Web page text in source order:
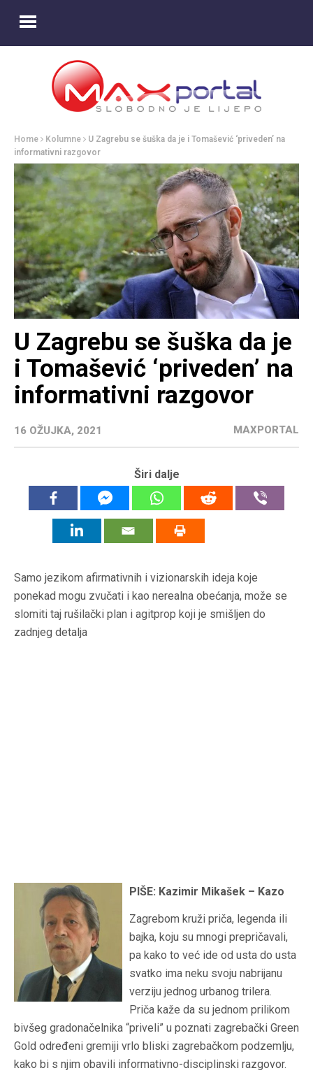
Home Kolumne
U Zagrebu se šuška da je i Tomašević ‘priveden’ na
informativni razgovor
U Zagrebu se šuška da je
i Tomašević ‘priveden’ na
informativni razgovor
16 OŽUJKA, 2021 MAXPORTAL
Širi dalje
Samo jezikom afirmativnih i vizionarskih ideja koje
ponekad mogu zvučati i kao nerealna obećanja, može se
slomiti taj rušilački plan i agitprop koji je smišljen do
zadnjeg detalja
PIŠE: Kazimir Mikašek – Kazo
Zagrebom kruži priča, legenda ili
bajka, koju su mnogi prepričavali,
pa kako to već ide od usta do usta
svatko ima neku svoju nabrijanu
verziju jednog urbanog trilera.
Priča kaže da su jednom prilikom
bivšeg gradonačelnika “priveli” u poznati zagrebački Green
Gold određeni gremiji vrlo bliski zagrebačkom podzemlju,
kako bi s njim obavili informativno-disciplinski razgovor.